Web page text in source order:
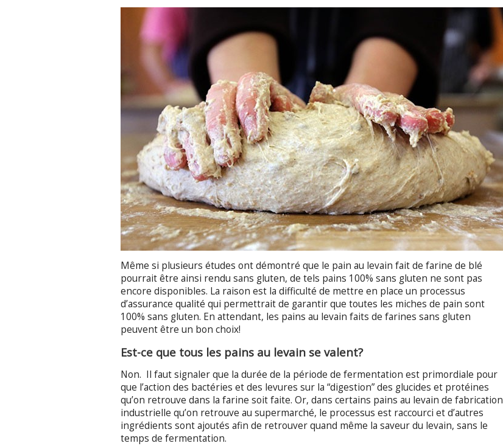
Même si plusieurs études ont démontré que le pain au levain fait de farine de blé
pourrait être ainsi rendu sans gluten, de tels pains 100% sans gluten ne sont pas
encore disponibles. La raison est la difficulté de mettre en place un processus
d’assurance qualité qui permettrait de garantir que toutes les miches de pain sont
100% sans gluten. En attendant, les pains au levain faits de farines sans gluten
peuvent être un bon choix!
Est-ce que tous les pains au levain se valent?
Non. Il faut signaler que la durée de la période de fermentation est primordiale pour
que l’action des bactéries et des levures sur la “digestion” des glucides et protéines
qu’on retrouve dans la farine soit faite. Or, dans certains pains au levain de fabrication
industrielle qu’on retrouve au supermarché, le processus est raccourci et d’autres
ingrédients sont ajoutés afin de retrouver quand même la saveur du levain, sans le
temps de fermentation.